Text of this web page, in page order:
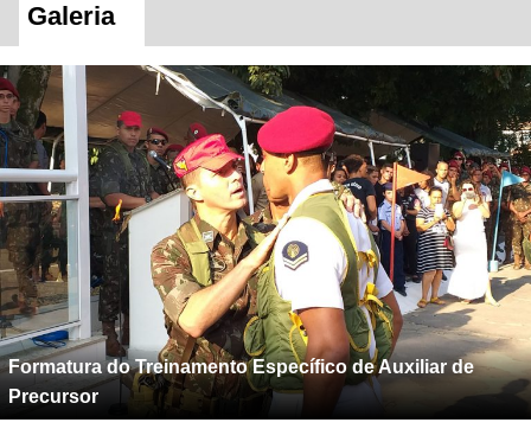
Galeria
Formatura do Treinamento Específico de Auxiliar de
Precursor